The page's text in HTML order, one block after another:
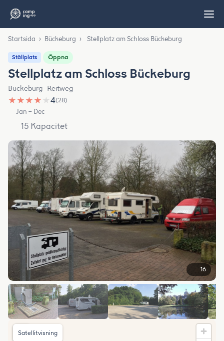
Startsida › Bückeburg › Stellplatz am Schloss Bückeburg
Ställplats Öppna
Stellplatz am Schloss Bückeburg
Bückeburg · Reitweg
★ ★ ★ ★ ★4(28)
Jan – Dec
15 Kapacitet
16
Satellitvisning